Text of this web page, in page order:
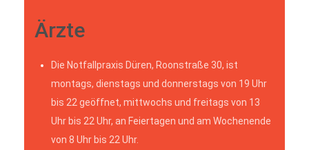
Ärzte
Die Notfallpraxis Düren, Roonstraße 30, ist
montags, dienstags und donnerstags von 19 Uhr
bis 22 geöffnet, mittwochs und freitags von 13
Uhr bis 22 Uhr, an Feiertagen und am Wochenende
von 8 Uhr bis 22 Uhr.